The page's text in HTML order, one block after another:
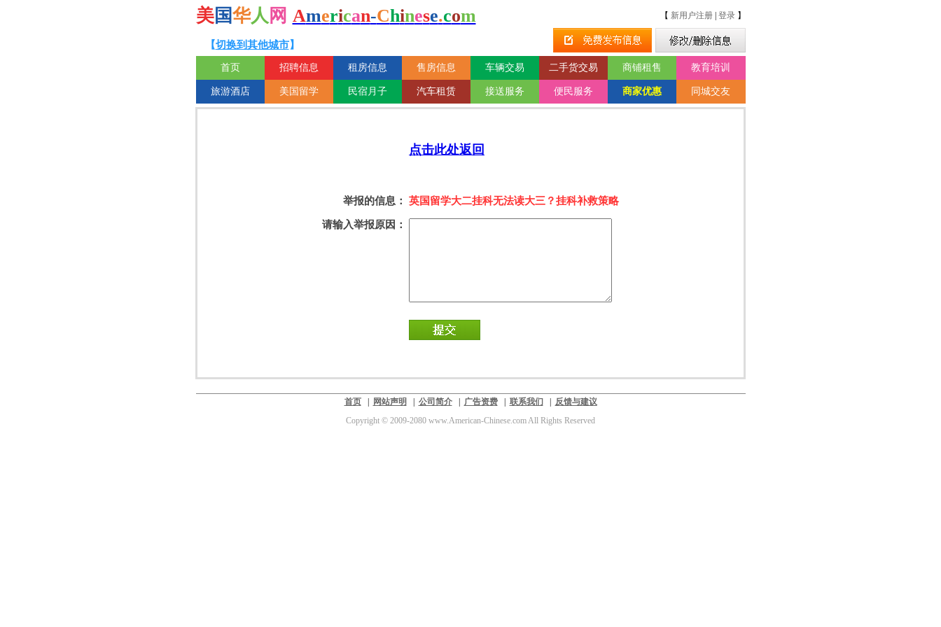
美国华人 网 American-Chinese.com 【 新用户注册| 登录】
【切换到其他城市】
首页 招聘信息 租房信息 售房信息 车辆交易 二手货交易 商铺租售 教育培训
旅游酒店 美国留学 民宿月子 汽车租赁 接送服务 便民服务 商家优惠 同城交友
点击此处返回
举报的信息： 英国留学大二挂科无法读大三？挂科补救策略
请输入举报原因：
首页| 网站声明 公司简介| 广告资费| 联系我们
反馈与建议
Copyright © 2009-2080 www.American-Chinese.com All Rights Reserved